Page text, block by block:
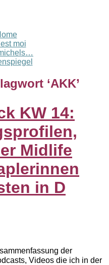
moi
‘AKK’
KW 14:
Midlife
in D
der
Videos die ich in der